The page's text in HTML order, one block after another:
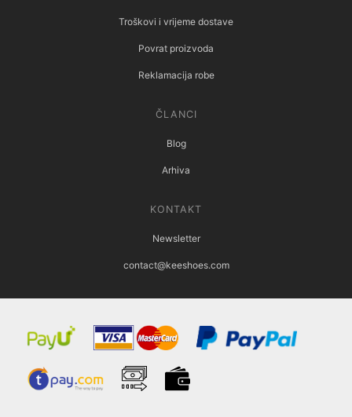
Troškovi i vrijeme dostave
Povrat proizvoda
Reklamacija robe
ČLANCI
Blog
Arhiva
KONTAKT
Newsletter
contact@keeshoes.com